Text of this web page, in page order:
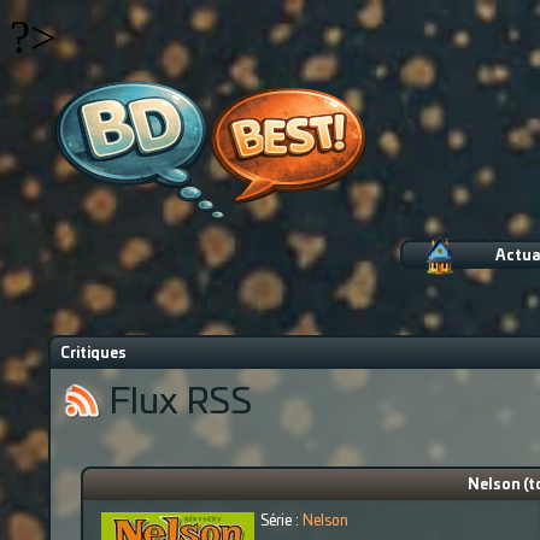
?>
Critiques
Flux RSS
Nelson
Série : Nelson